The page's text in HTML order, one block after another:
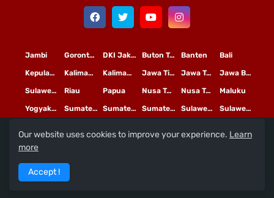
Bali
Banten
Buton Tengah
DKI Jakarta
Gorontalo
Jambi
Jawa Barat
Jawa Tengah
Jawa Timur
Kalimantan Tengah
Kalimantan Timur
Kepulauan Riau
Maluku
Nusa Tenggara Barat
Nusa Tenggara Timur
Papua
Riau
Sulawesi Selatan
Sulawesi Tengah
Sulawesi Utara
Sumatera Barat
Sumatera Selatan
Sumatera Utara
Yogyakarta
Copyright© 2020 PTLiputan Kini Mediatama
Redaksi Pedoman Media Siber
Our website uses cookies to improve your experience. Learn
more
Accept !